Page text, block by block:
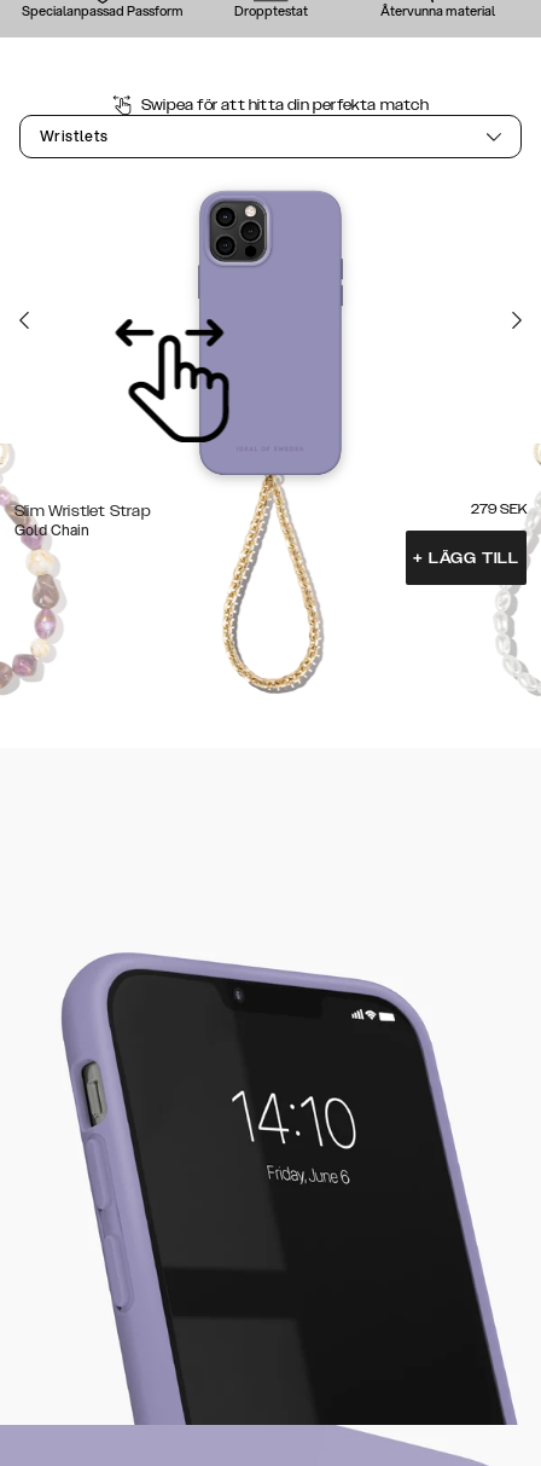
Specialanpassad Passform Dropptestat Återvunna material
Swipea för att hitta din perfekta match
Wristlets
Slim Wristlet Strap
Gold Chain
279 SEK
+ LÄGG TILL